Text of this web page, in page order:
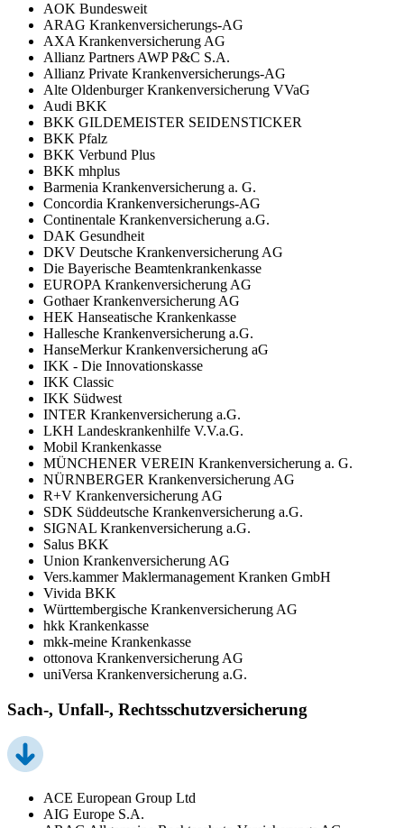
AOK Bundesweit
ARAG Krankenversicherungs-AG
AXA Krankenversicherung AG
Allianz Partners AWP P&C S.A.
Allianz Private Krankenversicherungs-AG
Alte Oldenburger Krankenversicherung VVaG
Audi BKK
BKK GILDEMEISTER SEIDENSTICKER
BKK Pfalz
BKK Verbund Plus
BKK mhplus
Barmenia Krankenversicherung a. G.
Concordia Krankenversicherungs-AG
Continentale Krankenversicherung a.G.
DAK Gesundheit
DKV Deutsche Krankenversicherung AG
Die Bayerische Beamtenkrankenkasse
EUROPA Krankenversicherung AG
Gothaer Krankenversicherung AG
HEK Hanseatische Krankenkasse
Hallesche Krankenversicherung a.G.
HanseMerkur Krankenversicherung aG
IKK - Die Innovationskasse
IKK Classic
IKK Südwest
INTER Krankenversicherung a.G.
LKH Landeskrankenhilfe V.V.a.G.
Mobil Krankenkasse
MÜNCHENER VEREIN Krankenversicherung a. G.
NÜRNBERGER Krankenversicherung AG
R+V Krankenversicherung AG
SDK Süddeutsche Krankenversicherung a.G.
SIGNAL Krankenversicherung a.G.
Salus BKK
Union Krankenversicherung AG
Vers.kammer Maklermanagement Kranken GmbH
Vivida BKK
Württembergische Krankenversicherung AG
hkk Krankenkasse
mkk-meine Krankenkasse
ottonova Krankenversicherung AG
uniVersa Krankenversicherung a.G.
Sach-, Unfall-, Rechtsschutzversicherung
ACE European Group Ltd
AIG Europe S.A.